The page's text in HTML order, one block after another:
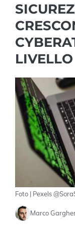
Foto | Pexels
Marco